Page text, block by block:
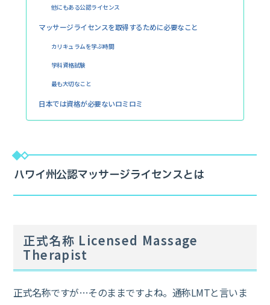
他にもある公認ライセンス
マッサージライセンスを取得するために必要なこと
カリキュラムを学ぶ時間
学科資格試験
最も大切なこと
日本では資格が必要ないロミロミ
ハワイ州公認マッサージライセンスとは
正式名称 Licensed Massage
Therapist
正式名称ですが…そのままですよね。通称LMTと言いま